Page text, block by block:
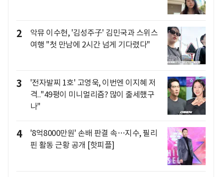
2
악뮤 이수현, '김성주子' 김민국과 스위스
여행 "첫 만남에 2시간 넘게 기다렸다"
3
'전자발찌 1호' 고영욱, 이번엔 이지혜 저
격.."49평이 미니멀리즘? 많이 출세했구
나"
4
'8억8000만원' 손배 판결 속…지수, 필리
핀 활동 근황 공개 [핫피플]